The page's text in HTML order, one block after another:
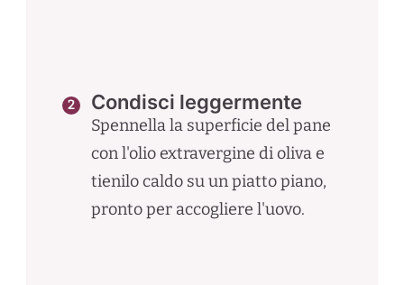
Condisci leggermente
Spennella la superficie del pane
con l'olio extravergine di oliva e
tienilo caldo su un piatto piano,
pronto per accogliere l'uovo.